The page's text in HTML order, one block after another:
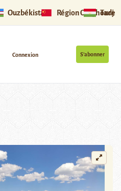
Ouzbékistan Région Ouïghoure
S’abonner
Connexion